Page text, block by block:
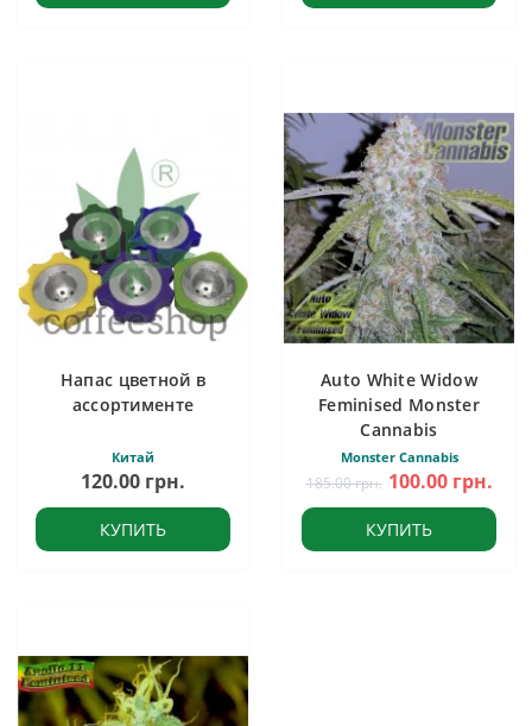
Напас цветной в
ассортименте
Китай
120.00 грн.
КУПИТЬ
Auto White Widow
Feminised Monster
Cannabis
Monster Cannabis
185.00 грн. 100.00 грн.
КУПИТЬ